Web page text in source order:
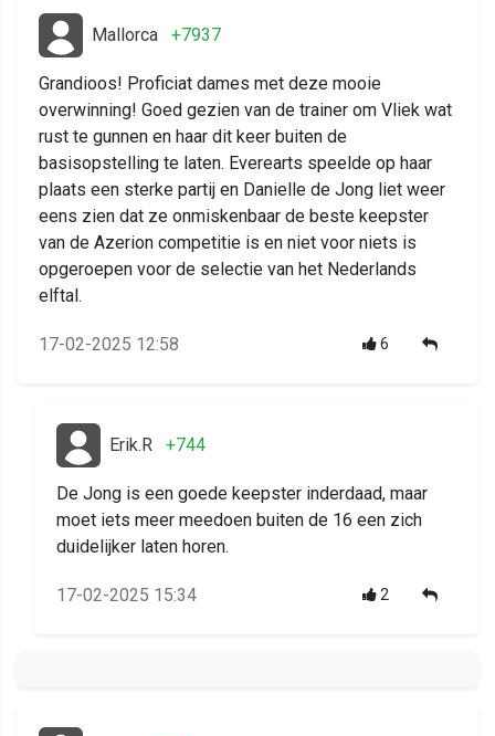
Mallorca +7937
Grandioos! Proficiat dames met deze mooie
overwinning! Goed gezien van de trainer om Vliek wat
rust te gunnen en haar dit keer buiten de
basisopstelling te laten. Everearts speelde op haar
plaats een sterke partij en Danielle de Jong liet weer
eens zien dat ze onmiskenbaar de beste keepster
van de Azerion competitie is en niet voor niets is
opgeroepen voor de selectie van het Nederlands
elftal.
17-02-2025 12:58 6
Erik.R +744
De Jong is een goede keepster inderdaad, maar
moet iets meer meedoen buiten de 16 een zich
duidelijker laten horen.
17-02-2025 15:34 2